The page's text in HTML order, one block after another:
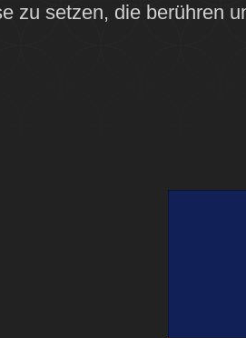
zu setzen, die berühren